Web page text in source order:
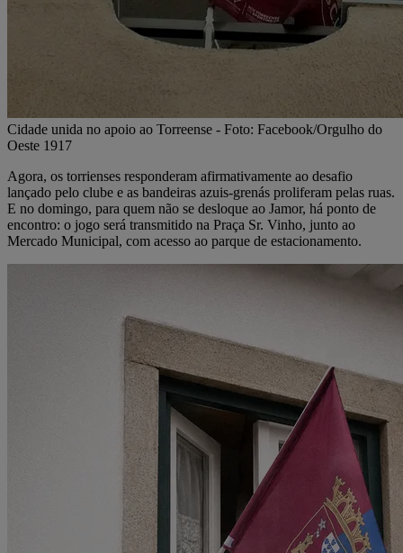
Cidade unida no apoio ao Torreense - Foto: Facebook/Orgulho do
Oeste 1917
Agora, os torrienses responderam afirmativamente ao desafio
lançado pelo clube e as bandeiras azuis-grenás proliferam pelas ruas.
E no domingo, para quem não se desloque ao Jamor, há ponto de
encontro: o jogo será transmitido na Praça Sr. Vinho, junto ao
Mercado Municipal, com acesso ao parque de estacionamento.